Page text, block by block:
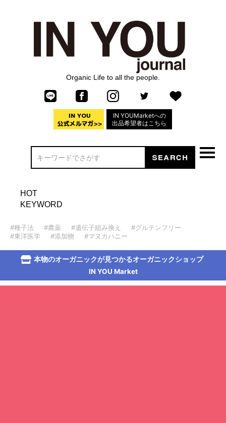
Organic Life to all the people.
IN YOUMarketへの
出品希望者はこちら
HOT
KEYWORD
#種子法 #農薬 #遺伝子組み換え
#グルテンフリー
#東洋医学
#添加物 #マヌカハニー
本物のオーガニックが見つかるオーガニックショップ
IN YOU Market